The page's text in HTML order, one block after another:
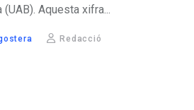
Aquesta xifra...
Redacció